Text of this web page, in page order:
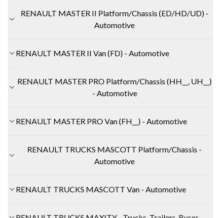
RENAULT MASTER II Platform/Chassis (ED/HD/UD) -
Automotive
RENAULT MASTER II Van (FD) - Automotive
RENAULT MASTER PRO Platform/Chassis (HH__, UH__)
- Automotive
RENAULT MASTER PRO Van (FH__) - Automotive
RENAULT TRUCKS MASCOTT Platform/Chassis -
Automotive
RENAULT TRUCKS MASCOTT Van - Automotive